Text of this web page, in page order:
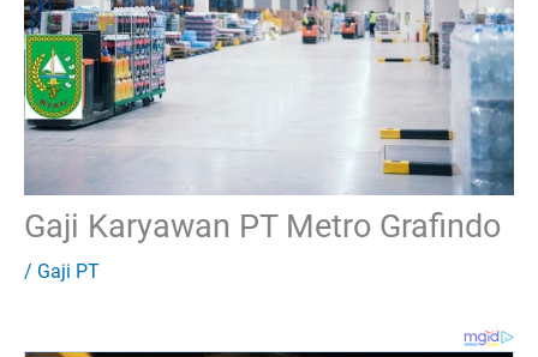
Gaji Karyawan PT Metro Grafindo
/ Gaji PT